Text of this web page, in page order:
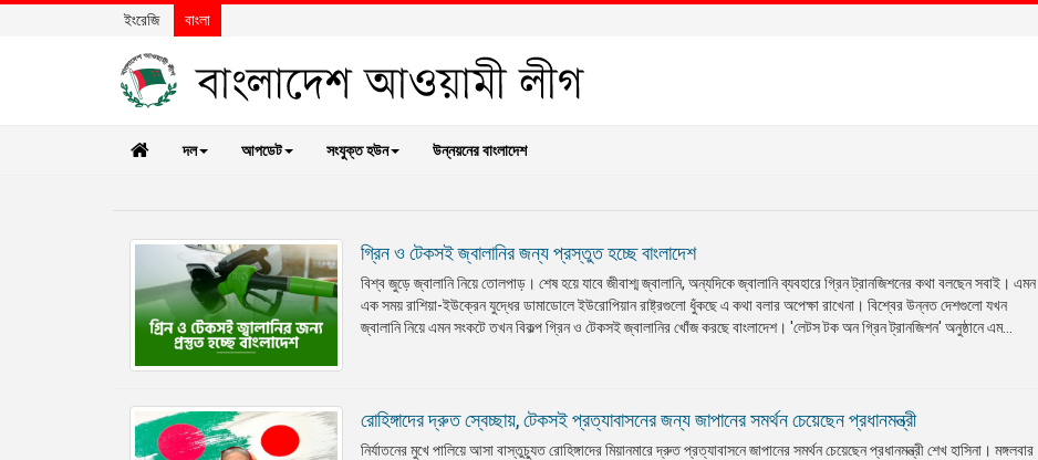
ইংরেজি বাংলা
দল আপডেট সংযুক্ত হউন উন্নয়নের বাংলাদেশ
গ্রিন ও টেকসই জ্বালানির জন্য প্রস্তুত হচ্ছে বাংলাদেশ
বিশ্ব জুড়ে জ্বালানি নিয়ে তোলপাড়। শেষ হয়ে যাবে জীবাশ্ম জ্বালানি, অন্যদিকে জ্বালানি ব্যবহারে গ্রিন ট্রানজিশনের কথা বলছেন সবাই। এমন
এক সময় রাশিয়া-ইউক্রেন যুদ্ধের ডামাডোলে ইউরোপিয়ান রাষ্ট্রগুলো ধুঁকছে এ কথা বলার অপেক্ষা রাখেনা। বিশ্বের উন্নত দেশগুলো যখন
জ্বালানি নিয়ে এমন সংকটে তখন বিকল্প গ্রিন ও টেকসই জ্বালানির খোঁজ করছে বাংলাদেশ। 'লেটস টক অন গ্রিন ট্রানজিশন' অনুষ্ঠানে এম...
রোহিঙ্গাদের দ্রুত স্বেচ্ছায়, টেকসই প্রত্যাবাসনের জন্য জাপানের সমর্থন চেয়েছেন প্রধানমন্ত্রী
নির্যাতনের মুখে পালিয়ে আসা বাস্তুচ্যুত রোহিঙ্গাদের মিয়ানমারে দ্রুত প্রত্যাবাসনে জাপানের সমর্থন চেয়েছেন প্রধানমন্ত্রী শেখ হাসিনা। মঙ্গলবার